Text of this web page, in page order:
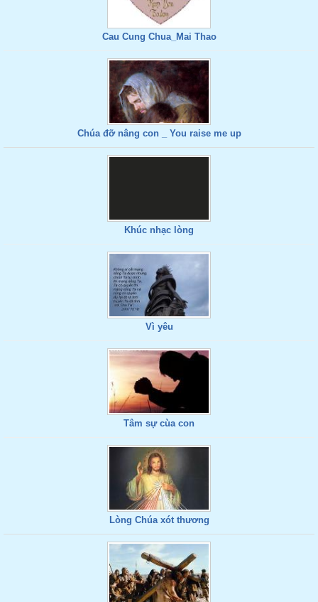
Cau Cung Chua_Mai Thao
Chúa đỡ nâng con _ You raise me up
Khúc nhạc lòng
Vì yêu
Tâm sự cùa con
Lòng Chúa xót thương